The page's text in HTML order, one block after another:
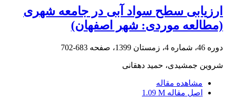
ارزیابی سطح سواد آبی در جامعه شهری
(مطالعه موردی: شهر اصفهان)
دوره 46، شماره 4، زمستان 1399، صفحه 683-702
شروین جمشیدی، حمید دهقانی
مشاهده مقاله
اصل مقاله 1.09 M